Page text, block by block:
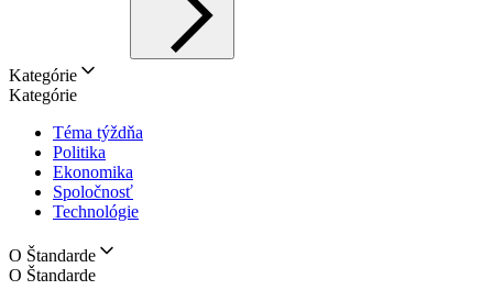
Kategórie
Kategórie
Téma týždňa
Politika
Ekonomika
Spoločnosť
Technológie
O Štandarde
O Štandarde